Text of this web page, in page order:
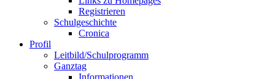
Registrieren
Schulgeschichte
Cronica
Profil
Leitbild/Schulprogramm
Ganztag
Informationen